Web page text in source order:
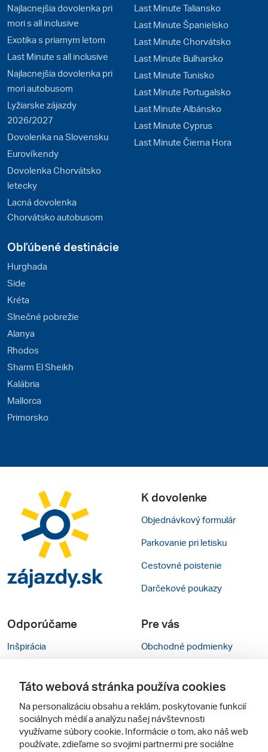
Najlacnejšia dovolenka pri
mori s all inclusive
Exotika s priamym letom
Last Minute s all inclusive
Najlacnejšia dovolenka pri
mori autobusom
Lyžiarske zájazdy
2026/2027
Dovolenka na Slovensku
Eurovíkendy
Dovolenka Chorvátsko
letecky
Lacná dovolenka
Chorvátsko autobusom
Last Minute Taliansko
Last Minute Španielsko
Last Minute Chorvátsko
Last Minute Bulharsko
Last Minute Tunisko
Last Minute Portugalsko
Last Minute Albánsko
Last Minute Cyprus
Last Minute Čierna Hora
Obľúbené destinácie
Hurghada
Side
Kréta
Slnečné pobrežie
Alanya
Rhodos
Sharm El Sheikh
Kalábria
Mallorca
Primorsko
K dovolenke
Objednávkový formulár
Parkovanie pri letisku
Cestovné poistenie
Darčekové poukazy
Odporúčame
Inšpirácia
Cestovné kancelárie
Zájezdy.cz
Pre vás
Obchodné podmienky
Nastavenie cookies
Verzia webu pre PC
Táto webová stránka používa cookies
Na personalizáciu obsahu a reklám, poskytovanie funkcií
sociálnych médií a analýzu našej návštevnosti
využívame súbory cookie. Informácie o tom, ako náš web
používate, zdieľame so svojimi partnermi pre sociálne